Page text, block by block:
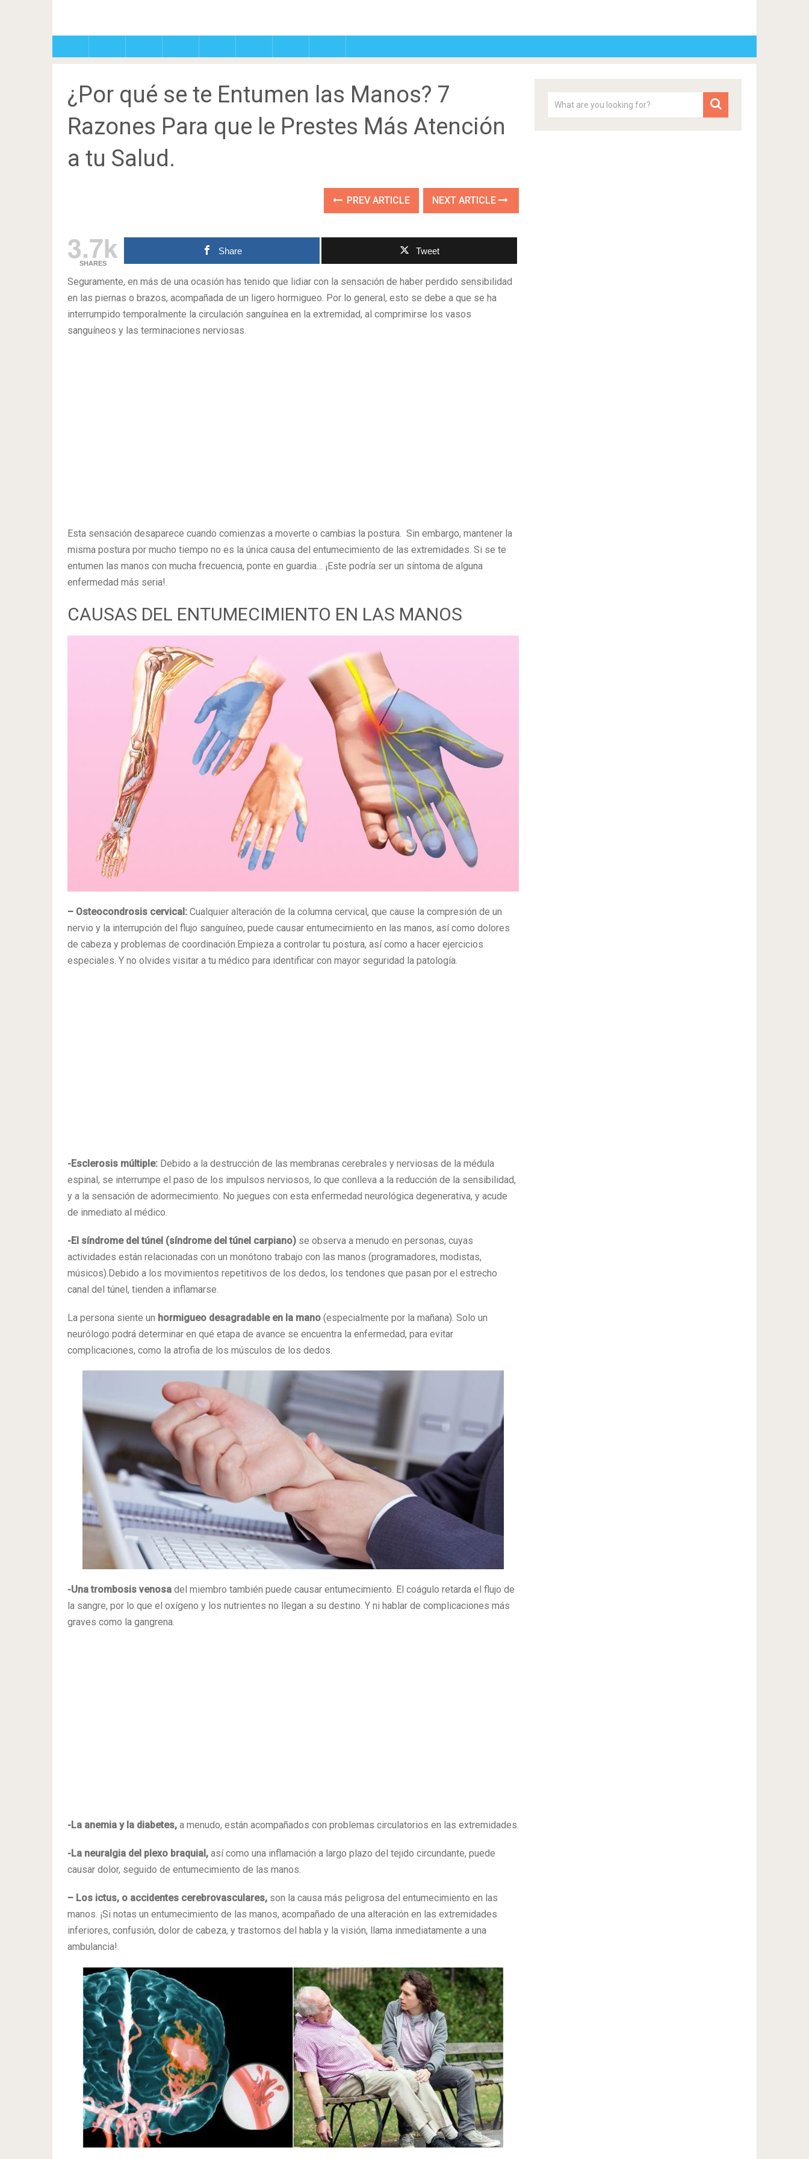
¿Por qué se te Entumen las Manos? 7
Razones Para que le Prestes Más Atención
a tu Salud.
PREV ARTICLE NEXT ARTICLE
3.7k
SHARES
Share Tweet
Seguramente, en más de una ocasión has tenido que lidiar con la sensación de haber perdido sensibilidad
en las piernas o brazos, acompañada de un ligero hormigueo. Por lo general, esto se debe a que se ha
interrumpido temporalmente la circulación sanguínea en la extremidad, al comprimirse los vasos
sanguíneos y las terminaciones nerviosas.
Esta sensación desaparece cuando comienzas a moverte o cambias la postura. Sin embargo, mantener la
misma postura por mucho tiempo no es la única causa del entumecimiento de las extremidades. Si se te
entumen las manos con mucha frecuencia, ponte en guardia… ¡Este podría ser un síntoma de alguna
enfermedad más seria!.
CAUSAS DEL ENTUMECIMIENTO EN LAS MANOS
– Osteocondrosis cervical: Cualquier alteración de la columna cervical, que cause la compresión de un
nervio y la interrupción del flujo sanguíneo, puede causar entumecimiento en las manos, así como dolores
de cabeza y problemas de coordinación.Empieza a controlar tu postura, así como a hacer ejercicios
especiales. Y no olvides visitar a tu médico para identificar con mayor seguridad la patología.
-Esclerosis múltiple: Debido a la destrucción de las membranas cerebrales y nerviosas de la médula
espinal, se interrumpe el paso de los impulsos nerviosos, lo que conlleva a la reducción de la sensibilidad,
y a la sensación de adormecimiento. No juegues con esta enfermedad neurológica degenerativa, y acude
de inmediato al médico.
-El síndrome del túnel (síndrome del túnel carpiano) se observa a menudo en personas, cuyas
actividades están relacionadas con un monótono trabajo con las manos (programadores, modistas,
músicos).Debido a los movimientos repetitivos de los dedos, los tendones que pasan por el estrecho
canal del túnel, tienden a inflamarse.
La persona siente un hormigueo desagradable en la mano (especialmente por la mañana). Solo un
neurólogo podrá determinar en qué etapa de avance se encuentra la enfermedad, para evitar
complicaciones, como la atrofia de los músculos de los dedos.
-Una trombosis venosa del miembro también puede causar entumecimiento. El coágulo retarda el flujo de
la sangre, por lo que el oxígeno y los nutrientes no llegan a su destino. Y ni hablar de complicaciones más
graves como la gangrena.
-La anemia y la diabetes, a menudo, están acompañados con problemas circulatorios en las extremidades.
-La neuralgia del plexo braquial, así como una inflamación a largo plazo del tejido circundante, puede
causar dolor, seguido de entumecimiento de las manos.
– Los ictus, o accidentes cerebrovasculares, son la causa más peligrosa del entumecimiento en las
manos. ¡Si notas un entumecimiento de las manos, acompañado de una alteración en las extremidades
inferiores, confusión, dolor de cabeza, y trastornos del habla y la visión, llama inmediatamente a una
ambulancia!.